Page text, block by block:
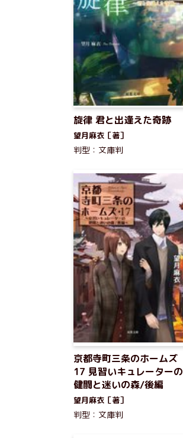
旋律 君と出逢えた奇跡
望月麻衣［著］
判型：文庫判
京都寺町三条のホームズ
17 見習いキュレーターの
健闘と迷いの森/後編
望月麻衣［著］
判型：文庫判